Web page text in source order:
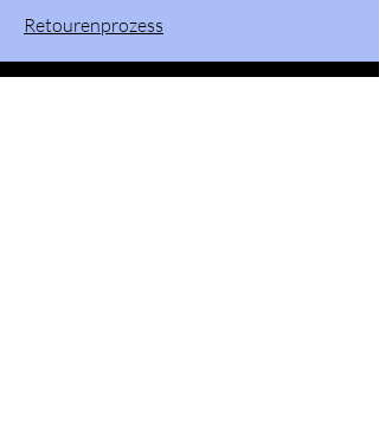
Retourenprozess